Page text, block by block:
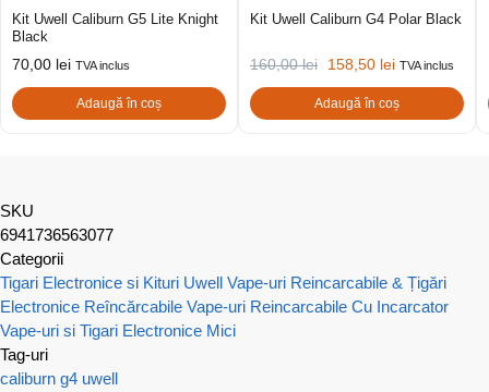
Kit Uwell Caliburn G5 Lite Knight
Black
70,00 lei TVA inclus
Adaugă în coș
Kit Uwell Caliburn G4 Polar Black
160,00lei 158,50 lei TVA inclus
Adaugă în coș
SKU
6941736563077
Categorii
Tigari Electronice si Kituri Uwell Vape-uri Reincarcabile & Țigări
Electronice Reîncărcabile Vape-uri Reincarcabile Cu Incarcator
Vape-uri si Tigari Electronice Mici
Tag-uri
caliburn g4 uwell